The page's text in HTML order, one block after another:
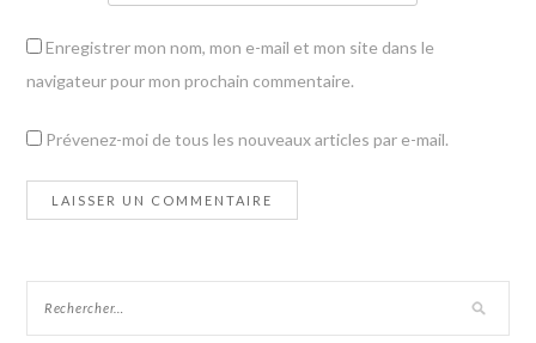
Enregistrer mon nom, mon e-mail et mon site dans le
navigateur pour mon prochain commentaire.
Prévenez-moi de tous les nouveaux articles par e-mail.